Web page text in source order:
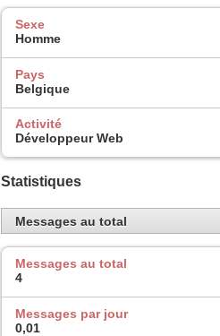
Sexe
Homme
Pays
Belgique
Activité
Développeur Web
Statistiques
Messages au total
Messages au total
4
Messages par jour
0,01